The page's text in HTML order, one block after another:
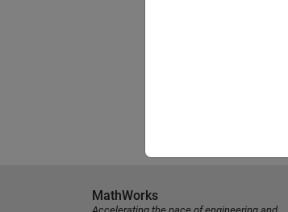
MathWorks